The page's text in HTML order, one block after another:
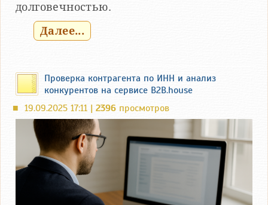
долговечностью.
Далее...
Проверка контрагента по ИНН и анализ
конкурентов на сервисе B2B.house
■ 19.09.2025 17:11 | 2396 просмотров